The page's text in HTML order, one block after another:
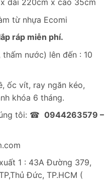
tại
là:
4,212,000₫.
dài 220cm x cao 35cm
từ nhựa Ecomi
ráp miễn phí.
nước) lên đến : 10
ốc vít, ray ngăn kéo,
khóa 6 tháng.
tôi: ☎ 0944263579 –
1 : 43A Đường 379,
Đức, TP.HCM (